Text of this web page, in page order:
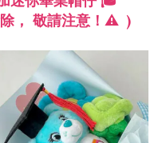
， 敬請注意！⚠️ )